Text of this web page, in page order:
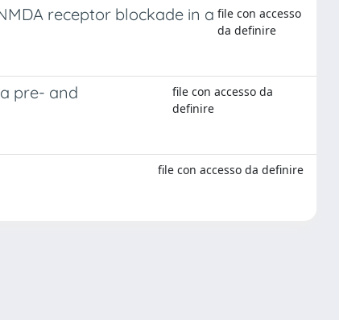
receptor blockade in a file con accesso
da definire
pre- and
file con accesso da
definire
file con accesso da definire